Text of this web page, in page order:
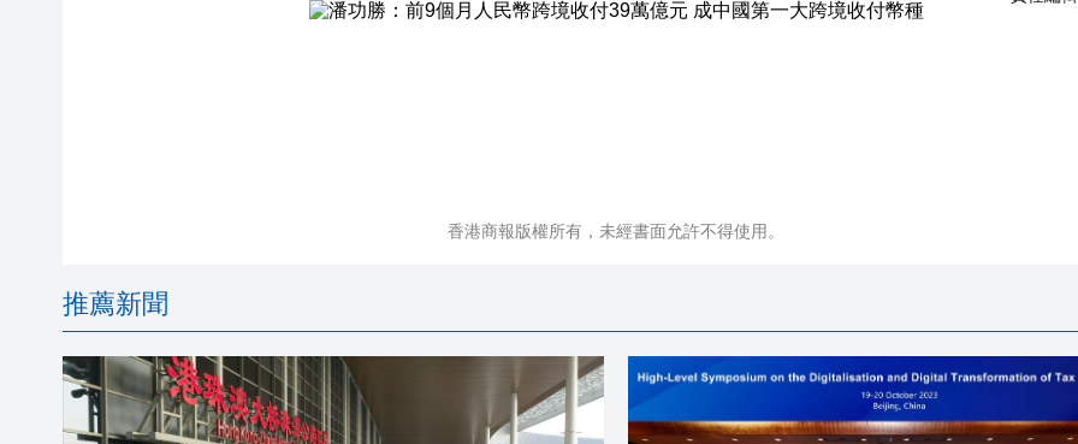
香港商報版權所有，未經書面允許不得使用。
推薦新聞